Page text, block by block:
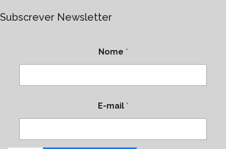
Subscrever Newsletter
Nome *
E-mail *